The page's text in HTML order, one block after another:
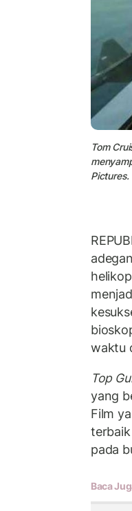
Tom
Pictures.
waktu
Top
yang
Film
pada
Baca